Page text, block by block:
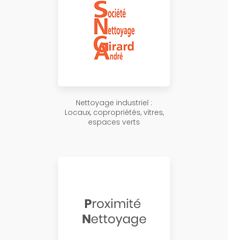
Nettoyage industriel :
Locaux, copropriétés, vitres,
espaces verts